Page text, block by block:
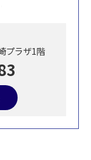
プラザ1階